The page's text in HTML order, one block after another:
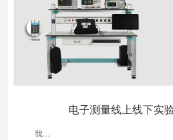
电子测量线上线下实
我…